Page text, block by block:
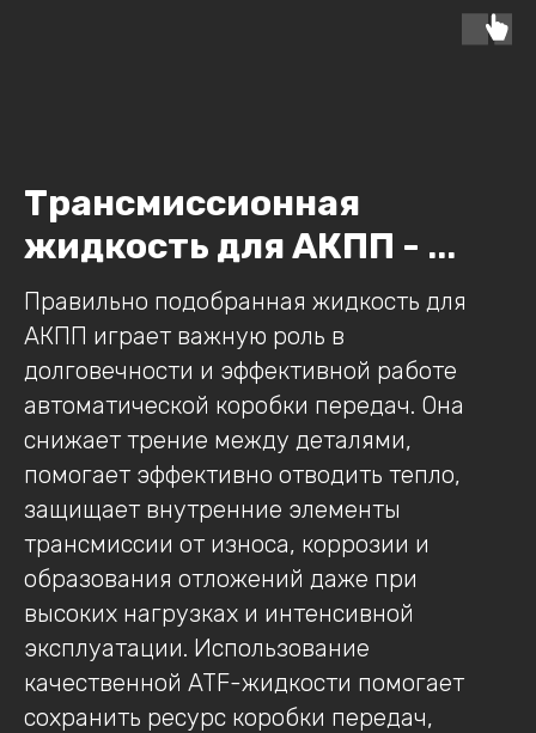
Трансмиссионная
жидкость для АКПП - ...
Правильно подобранная жидкость для
АКПП играет важную роль в
долговечности и эффективной работе
автоматической коробки передач. Она
снижает трение между деталями,
помогает эффективно отводить тепло,
защищает внутренние элементы
трансмиссии от износа, коррозии и
образования отложений даже при
высоких нагрузках и интенсивной
эксплуатации. Использование
качественной ATF-жидкости помогает
сохранить ресурс коробки передач,